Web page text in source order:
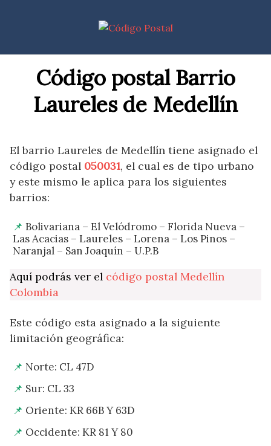
Código postal Barrio
Laureles de Medellín
El barrio Laureles de Medellín tiene asignado el
código postal 050031, el cual es de tipo urbano
y este mismo le aplica para los siguientes
barrios:
Bolivariana – El Velódromo – Florida Nueva –
Las Acacias – Laureles – Lorena – Los Pinos –
Naranjal – San Joaquín – U.P.B
Aquí podrás ver el código postal Medellín
Colombia
Este código esta asignado a la siguiente
limitación geográfica:
Norte: CL 47D
Sur: CL 33
Oriente: KR 66B Y 63D
Occidente: KR 81 Y 80